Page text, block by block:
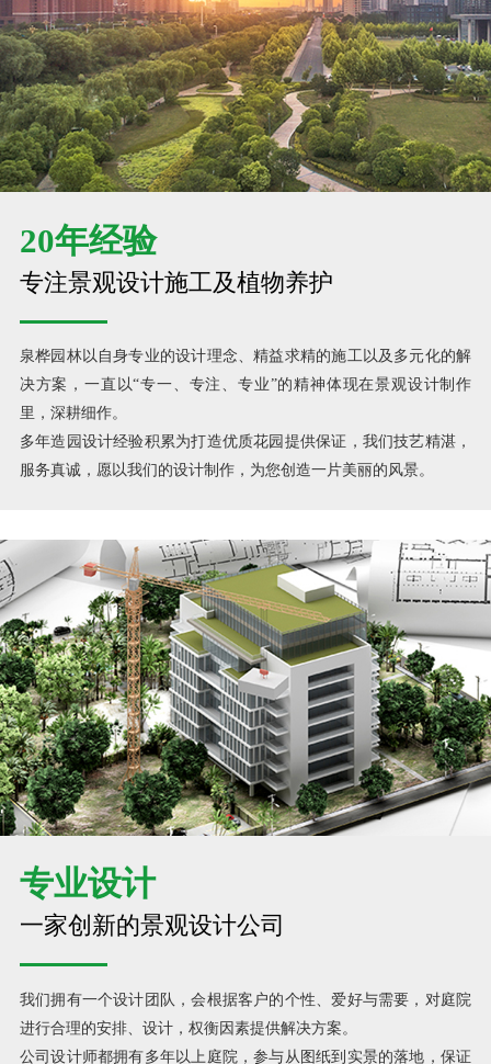
20年经验
专注景观设计施工及植物养护
泉桦园林以自身专业的设计理念、精益求精的施工以及多元化的解
决方案，一直以“专一、专注、专业”的精神体现在景观设计制作
里，深耕细作。
多年造园设计经验积累为打造优质花园提供保证，我们技艺精湛，
服务真诚，愿以我们的设计制作，为您创造一片美丽的风景。
专业设计
一家创新的景观设计公司
我们拥有一个设计团队，会根据客户的个性、爱好与需要，对庭院
进行合理的安排、设计，权衡因素提供解决方案。
公司设计师都拥有多年以上庭院，参与从图纸到实景的落地，保证